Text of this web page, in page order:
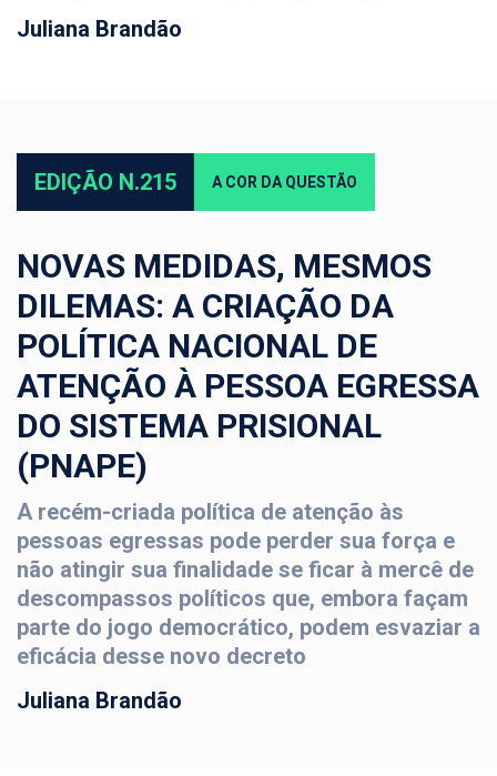
Juliana Brandão
EDIÇÃO N.215 A COR DA QUESTÃO
NOVAS MEDIDAS, MESMOS
DILEMAS: A CRIAÇÃO DA
POLÍTICA NACIONAL DE
ATENÇÃO À PESSOA EGRESSA
DO SISTEMA PRISIONAL
(PNAPE)
A recém-criada política de atenção às
pessoas egressas pode perder sua força e
não atingir sua finalidade se ficar à mercê de
descompassos políticos que, embora façam
parte do jogo democrático, podem esvaziar a
eficácia desse novo decreto
Juliana Brandão